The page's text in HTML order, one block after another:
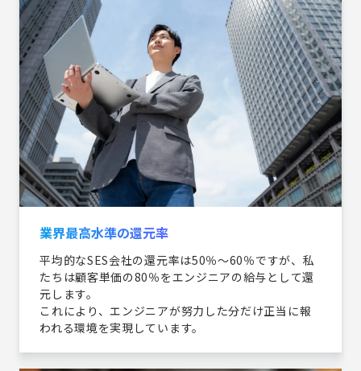
業界最高水準の還元率
平均的なSES会社の還元率は50％〜60％ですが、私
たちは顧客単価の80％をエンジニアの給与として還
元します。
これにより、エンジニアが努力した分だけ正当に報
われる環境を実現しています。